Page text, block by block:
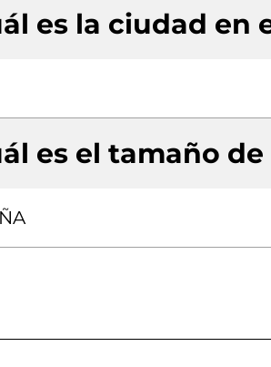
es la ciudad en
es el tamaño